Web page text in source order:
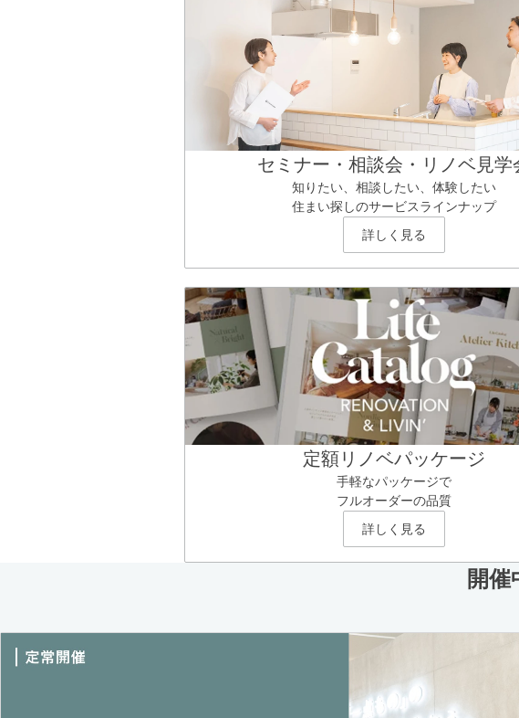
セミナー・相談会・リノベ見学
知りたい、相談したい、体験したい
住まい探しのサービスラインナップ
詳しく見る
定額リノベパッケージ
手軽なパッケージで
フルオーダーの品質
詳しく見る
開